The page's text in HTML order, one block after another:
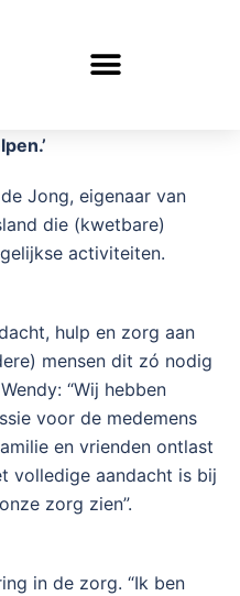
Jong, eigenaar van
die (kwetbare)
activiteiten.
hulp en zorg aan
mensen dit zó nodig
“Wij hebben
voor de medemens
en vrienden ontlast
volledige aandacht is bij
zorg zien”.
in de zorg. “Ik ben